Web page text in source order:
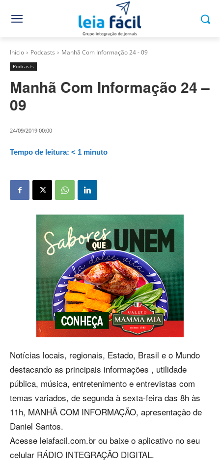
Início Podcasts Manhã Com Informação 24 - 09
Podcasts
Manhã Com Informação 24 –
09
24/09/2019 00:00
Tempo de leitura: < 1 minuto
Notícias locais, regionais, Estado, Brasil e o Mundo
destacando as principais informações , utilidade
pública, música, entretenimento e entrevistas com
temas variados, de segunda à sexta-feira das 8h às
11h, MANHÃ COM INFORMAÇÃO, apresentação de
Daniel Santos.
Acesse leiafacil.com.br ou baixe o aplicativo no seu
celular RÁDIO INTEGRAÇÃO DIGITAL.